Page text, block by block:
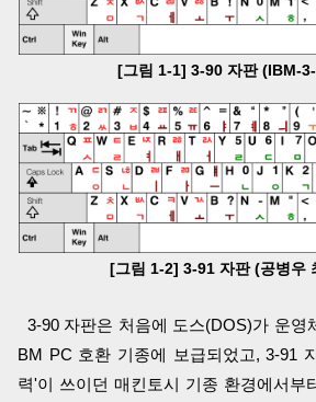
[그림 1-1] 3-90 자판 (IBM-
[그림 1-2] 3-91 자판 (공병우
3-90 자판은 처음에 도스(DOS)가 운영
BM PC 호환 기종에 보급되었고, 3-91
력'이 쓰이던 매킨토시 기종 환경에서부